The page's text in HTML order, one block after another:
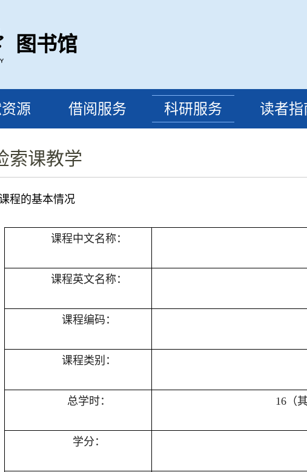
图书馆
源 借阅服务 科研服务 读者指
索课教学
程的基本情况
课程中文名称：
课程英文名称：
课程编码：
课程类别：
总学时： 16 （
学分：